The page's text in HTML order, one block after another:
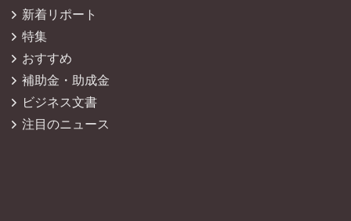
新着リポート
特集
おすすめ
補助金・助成金
ビジネス文書
注目のニュース